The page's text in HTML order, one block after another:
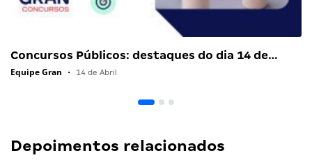
Concursos Públicos: destaques do dia 14 de…
Equipe Gran • 14 de Abril
Depoimentos relacionados